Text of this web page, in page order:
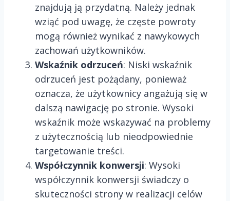
znajdują ją przydatną. Należy jednak
wziąć pod uwagę, że częste powroty
mogą również wynikać z nawykowych
zachowań użytkowników.
Wskaźnik odrzuceń: Niski wskaźnik
odrzuceń jest pożądany, ponieważ
oznacza, że użytkownicy angażują się w
dalszą nawigację po stronie. Wysoki
wskaźnik może wskazywać na problemy
z użytecznością lub nieodpowiednie
targetowanie treści.
Współczynnik konwersji: Wysoki
współczynnik konwersji świadczy o
skuteczności strony w realizacji celów